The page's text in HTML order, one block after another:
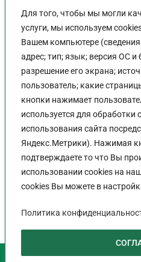
Для того, чтобы мы могли
услуги, мы используем
Вашем компьютере
адрес; тип; язык; версия ОС и
разрешение его экрана;
пользователь; какие
кнопки нажимает
используется для обработки
использования сайта
Яндекс.Метрики). Нажимая
подтверждаете то что Вы
использовании cookies на
cookies Вы можете в
Политика
График
Пн-Пт:
Перерыв:
2026 ©